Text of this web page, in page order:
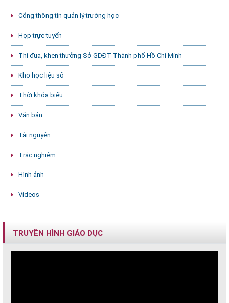
Cổng thông tin quản lý trường học
Họp trực tuyến
Thi đua, khen thưởng Sở GDĐT Thành phố Hồ Chí Minh
Kho học liệu số
Thời khóa biểu
Văn bản
Tài nguyên
Trắc nghiệm
Hình ảnh
Videos
TRUYỀN HÌNH GIÁO DỤC